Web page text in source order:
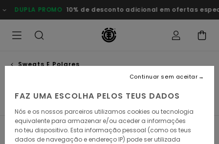
para
a
produtos
10% de desconto adicional em ofertas especiais
Sweats E Polares
Sweats decote redondo
Filtrar e Ordenar 32Resultados
FAZ UMA ESCOLHA PELOS TEUS DADOS
Nós e os nossos parceiros utilizamos cookies ou tecnologia
equivalente para armazenar e/ou aceder a informações
no teu dispositivo. Esta informação pessoal (como os teus
dados de navegação e endereço IP) pode ser utilizada
Continuar sem aceitar